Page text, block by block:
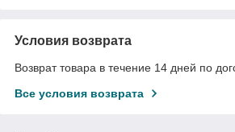
Условия возврата
Возврат товара в течение 14 дней по
Все условия возврата